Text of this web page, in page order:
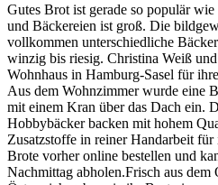
Gutes Brot ist gerade so populär
und Bäckereien ist groß. Die
vollkommen unterschiedliche
winzig bis riesig. Christina Weiß
Wohnhaus in Hamburg-Sasel für
Aus dem Wohnzimmer wurde eine
mit einem Kran über das Dach ein.
Hobbybäcker backen mit hohem
Zusatzstoffe in reiner Handarbeit
Brote vorher online bestellen und
Nachmittag abholen.Frisch aus